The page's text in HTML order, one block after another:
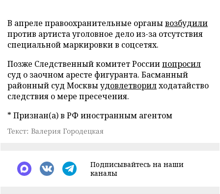
В апреле правоохранительные органывозбудили
против артиста уголовное дело из-за отсутствия
специальной маркировки в соцсетях.
Позже Следственный комитет Россиипопросил
суд о заочном аресте фигуранта. Басманный
районный суд Москвыудовлетворилходатайство
следствия о мере пресечения.
* Признан(а) в РФ иностранным агентом
Текст: Валерия Городецкая
Подписывайтесь на наши
каналы